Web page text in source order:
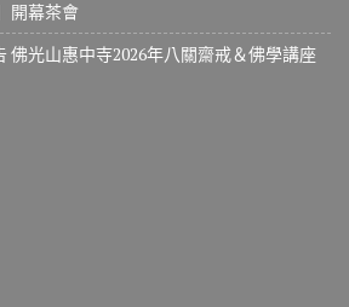
開幕茶會
佛光山惠中寺2026年八關齋戒＆佛學講座